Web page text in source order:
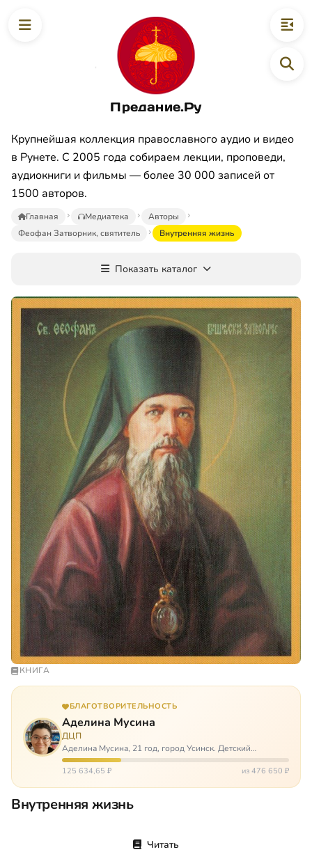
Предание.Ру
Крупнейшая коллекция православного аудио и видео
в Рунете. С 2005 года собираем лекции, проповеди,
аудиокниги и фильмы — более 30 000 записей от
1500 авторов.
Главная Медиатека
Авторы
Феофан Затворник, святитель
Внутренняя жизнь
Показать каталог
КНИГА
БЛАГОТВОРИТЕЛЬНОСТЬ
Аделина Мусина
ДЦП
Аделина Мусина, 21 год, город Усинск. Детский
церебральный паралич, передвигается на ходунках или
коляске. Аделине требуется помощь, чтобы ноги
125 634,65 ₽ из 476 650 ₽
Внутренняя жизнь
Читать